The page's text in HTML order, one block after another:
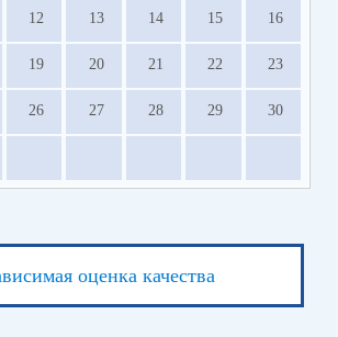
12 13 14 15 16
19 20 21 22 23
26 27 28 29 30
оценка качества